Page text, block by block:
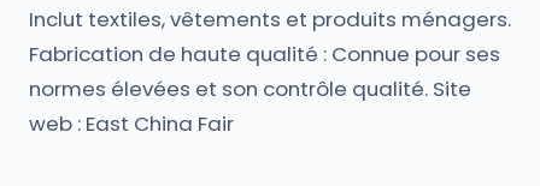
Inclut textiles, vêtements et produits ménagers.
Fabrication de haute qualité : Connue pour ses
normes élevées et son contrôle qualité. Site
web : East China Fair